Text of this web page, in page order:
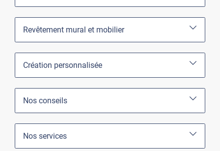
Revêtement mural et mobilier
Création personnalisée
Nos conseils
Nos services